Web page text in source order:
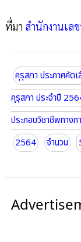
ที่มา สำนักงานเล
คุรุสภา ประกาศคัด
คุรุสภา ประจำปี
ประกอบวิชาชีพทาง
2564
จำนวน